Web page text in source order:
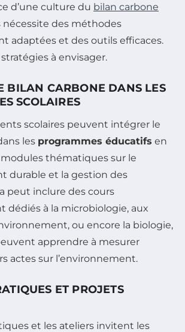
d’une culture du bilan carbone
nécessite des méthodes
adaptées et des outils efficaces.
à envisager.
BILAN CARBONE DANS LES
SCOLAIRES
scolaires peuvent intégrer le
les programmes éducatifs en
thématiques sur le
durable et la gestion des
peut inclure des cours
dédiés à la microbiologie, aux
ou encore la biologie,
apprendre à mesurer
actes sur l’environnement.
ET PROJETS
et les ateliers invitent les